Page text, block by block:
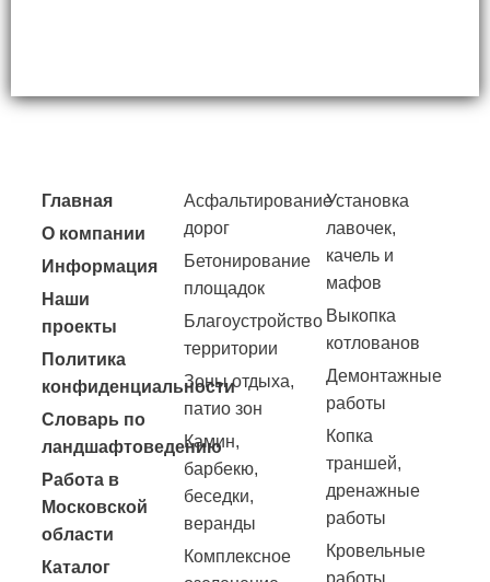
Главная
О компании
Информация
Наши
проекты
Политика
конфиденциальности
Словарь по
ландшафтоведению
Работа в
Московской
области
Каталог
Асфальтирование
дорог
Бетонирование
площадок
Благоустройство
территории
Зоны отдыха,
патио зон
Камин,
барбекю,
беседки,
веранды
Комплексное
Установка
лавочек,
качель и
мафов
Выкопка
котлованов
Демонтажные
работы
Копка
траншей,
дренажные
работы
Кровельные
работы